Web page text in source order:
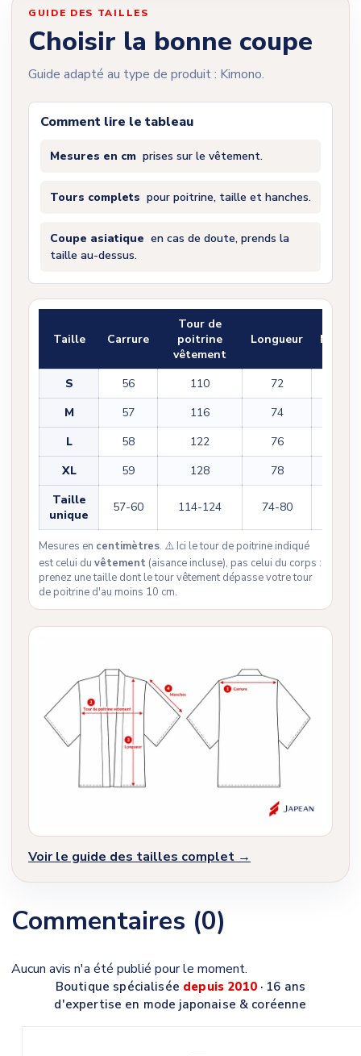
GUIDE DES TAILLES
Choisir la bonne coupe
Guide adapté au type de produit : Kimono.
Comment lire le tableau
Mesures en cm prises sur le vêtement.
Tours complets pour poitrine, taille et hanches.
Coupe asiatique en cas de doute, prends la
taille au-dessus.
Taille Carrure
Tour de
poitrine
vêtement
Longueur
S 56 110 72
M
57 116 74
L
58 122 76
XL
59 128 78
Taille
unique
57-60 114-124 74-80
Mesures en centimètres. ⚠️ Ici le tour de poitrine indiqué
est celui du vêtement (aisance incluse), pas celui du corps :
prenez une taille dont le tour vêtement dépasse votre tour
de poitrine d'au moins 10 cm.
Voir le guide des tailles complet →
Commentaires (0)
Aucun avis n'a été publié pour le moment.
Boutique spécialisée depuis 2010· 16 ans
d'expertise en mode japonaise & coréenne